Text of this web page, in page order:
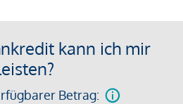
kann ich mir
Betrag: